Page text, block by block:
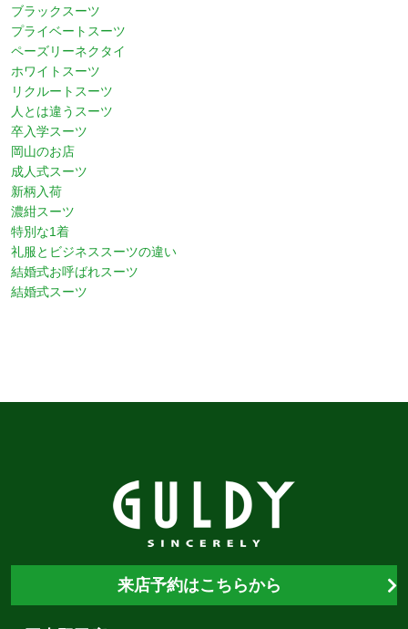
ブラックスーツ
プライベートスーツ
ペーズリーネクタイ
ホワイトスーツ
リクルートスーツ
人とは違うスーツ
卒入学スーツ
岡山のお店
成人式スーツ
新柄入荷
濃紺スーツ
特別な1着
礼服とビジネススーツの違い
結婚式お呼ばれスーツ
結婚式スーツ
来店予約はこちらから